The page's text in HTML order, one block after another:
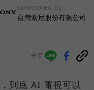
sponsored by
台灣索尼股份有限公司
分享
到底 AI 電視可以